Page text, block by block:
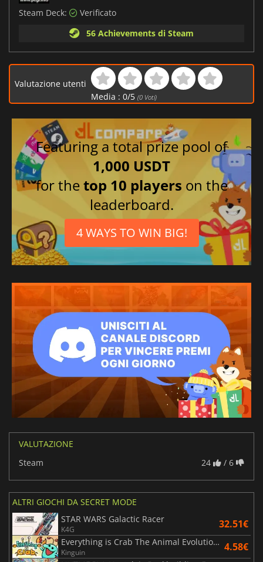
Steam Deck:
Verificato
56 Achievements di Steam
Valutazione utenti
Media : 0/5 (0Voti)
Featuring a total prize pool of
1,000 USDT
for thetop 10 players on the
leaderboard.
4 WAYS TO WIN BIG!
VALUTAZIONE
Steam
24 / 6
ALTRI GIOCHI DA SECRET MODE
STAR WARS Galactic Racer
K4G 32.51€
Everything is Crab The Animal Evolution Roguelite
Kinguin 4.58€